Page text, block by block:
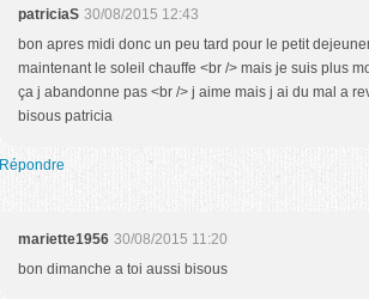
patriciaS 30/08/2015 12:43
bon apres midi donc un peu tard pour le petit
maintenant le soleil chauffe <br /> mais je suis plus
ça j abandonne pas <br /> j aime mais j ai du mal a
bisous patricia
Répondre
mariette1956 30/08/2015 11:20
bon dimanche a toi aussi bisous